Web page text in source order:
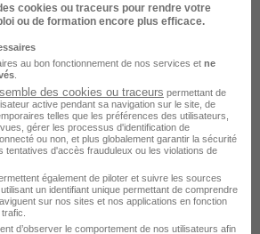
Intermédiaire
cookies ou traceurs pour rendre votre
ou de formation encore plus efficace.
au bon fonctionnement de nos services et ne
des cookies ou traceurs permettant de
active pendant sa navigation sur le site, de
telles que les préférences des utilisateurs,
gérer les processus d'identification de
ou non, et plus globalement garantir la sécurité
tentatives d'accès frauduleux ou les violations de
également de piloter et suivre les sources
un identifiant unique permettant de comprendre
sur nos sites et nos applications en fonction
d’observer le comportement de nos utilisateurs afin